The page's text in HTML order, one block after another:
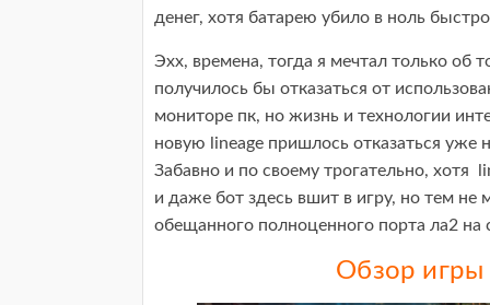
денег, хотя батарею убило в ноль
Эхх, времена, тогда я мечтал только об
получилось бы отказаться от
мониторе пк, но жизнь и технологии
новую lineage пришлось отказаться уже
Забавно и по своему трогательно, хотя
и даже бот здесь вшит в игру, но тем
обещанного полноценного порта ла2
Обзор игры